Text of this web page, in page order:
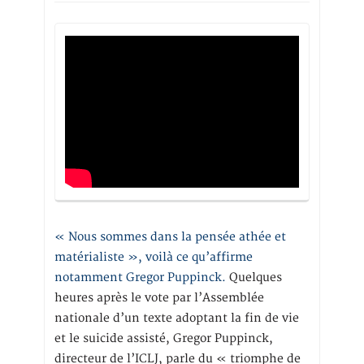
« Nous sommes dans la pensée athée et
matérialiste », voilà ce qu’affirme
notamment Gregor Puppinck. Quelques
heures après le vote par l’Assemblée
nationale d’un texte adoptant la fin de vie
et le suicide assisté, Gregor Puppinck,
directeur de l’ICLJ, parle du « triomphe de